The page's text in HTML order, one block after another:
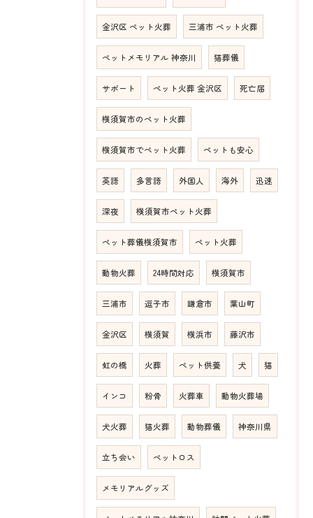
金沢区 ペット火葬 三浦市 ペット火葬
ペットメモリアル 神奈川 猫葬儀
サポート ペット火葬 金沢区 死亡届
横須賀市のペット火葬
横須賀市でペット火葬 ペットも安心
英語 多言語 外国人 海外 迅速
深夜 横須賀市ペット火葬
ペット葬儀横須賀市 ペット火葬
動物火葬 24時間対応 横須賀市
三浦市 逗子市 鎌倉市 葉山町
金沢区 横須賀 横浜市 藤沢市
虹の橋 火葬 ペット供養 犬 猫
インコ 粉骨 火葬車 動物火葬場
犬火葬 猫火葬 動物葬儀 神奈川県
立ち会い ペットロス
メモリアルグッズ